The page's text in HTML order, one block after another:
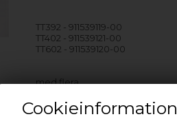
Cookieinformation
TT392 - 911539119-00
TT402 - 911539121-00
TT602 - 911539120-00
med flera…